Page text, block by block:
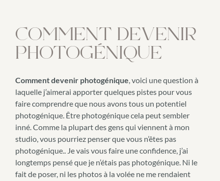
COMMENT DEVENIR
PHOTOGÉNIQUE
Comment devenir photogénique, voici une question à
laquelle j’aimerai apporter quelques pistes pour vous
faire comprendre que nous avons tous un potentiel
photogénique. Être photogénique cela peut sembler
inné. Comme la plupart des gens qui viennent à mon
studio, vous pourriez penser que vous n’êtes pas
photogénique.. Je vais vous faire une confidence, j’ai
longtemps pensé que je n’étais pas photogénique. Ni le
fait de poser, ni les photos à la volée ne me rendaient